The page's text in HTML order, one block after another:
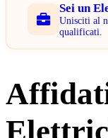
Sei un
Unisciti al
qualificati.